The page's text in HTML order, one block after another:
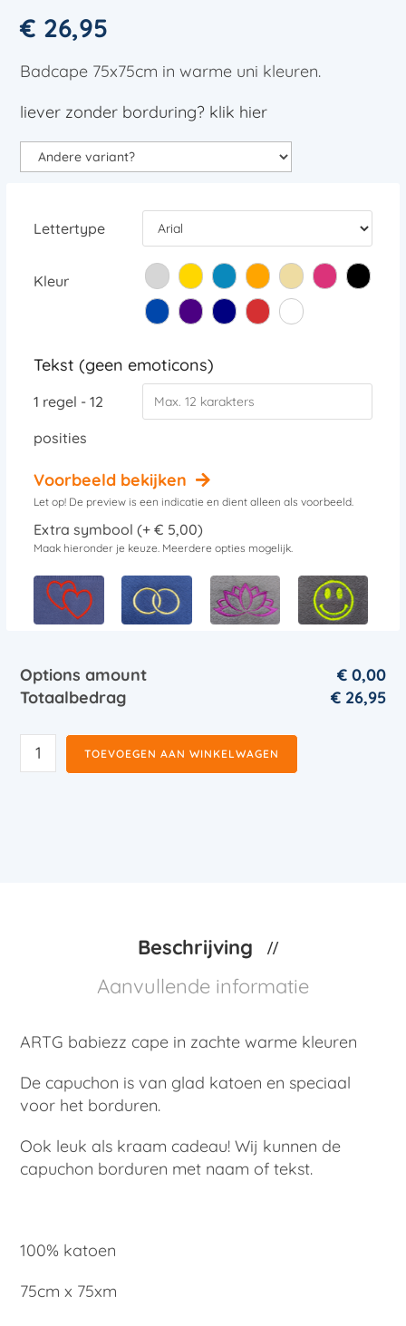
€ 26,95
Badcape 75x75cm in warme uni kleuren.
liever zonder borduring? klik hier
Lettertype
Kleur
Tekst (geen emoticons)
1 regel - 12
posities
Voorbeeld bekijken
Let op! De preview is een indicatie en dient alleen als voorbeeld.
Extra symbool (+ € 5,00)
Maak hieronder je keuze. Meerdere opties mogelijk.
Options amount
€ 0,00
Totaalbedrag
€26,95
TOEVOEGEN AAN WINKELWAGEN
Beschrijving
Aanvullende informatie
ARTG babiezz cape in zachte warme kleuren
De capuchon is van glad katoen en speciaal
voor het borduren.
Ook leuk als kraam cadeau! Wij kunnen de
capuchon borduren met naam of tekst.
100% katoen
75cm x 75xm